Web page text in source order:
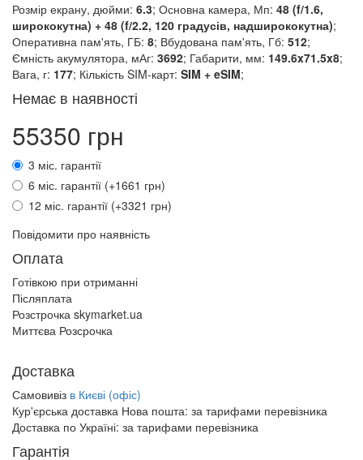
Розмір екрану, дюйми: 6.3; Основна камера, Мп: 48 (f/1.6,
ширококутна) + 48 (f/2.2, 120 градусів, надширококутна);
Оперативна пам'ять, ГБ: 8; Вбудована пам'ять, Гб: 512;
Ємність акумулятора, мАг: 3692; Габарити, мм: 149.6x71.5x8;
Вага, г: 177; Кількість SIM-карт: SIM + eSIM;
Немає в наявності
55350 грн
3 міс. гарантії
6 міс. гарантії (+1661 грн)
12 міс. гарантії (+3321 грн)
Повідомити про наявність
Оплата
Готівкою при отриманні
Післяплата
Розстрочка skymarket.ua
Миттєва Розсрочка
Доставка
Самовивіз в Києві (офіс)
Кур'єрська доставка Нова пошта: за тарифами перевізника
Доставка по Україні: за тарифами перевізника
Гарантія